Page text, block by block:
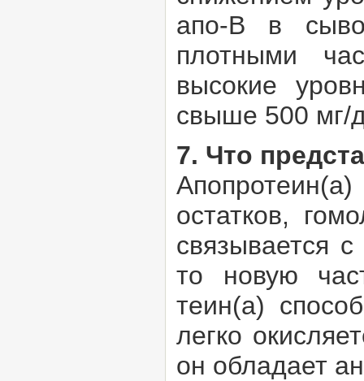
апо-В в
плотными
высокие
свыше 500 мг/
7. Что
остатков,
связывается
то новую
теин(а)
легко
он обладает